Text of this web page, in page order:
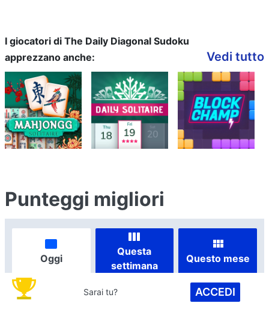
I giocatori di The Daily Diagonal Sudoku
apprezzano anche:
Vedi tutto
Punteggi migliori
Oggi
Questa
settimana
Questo mese
Sarai tu? ACCEDI